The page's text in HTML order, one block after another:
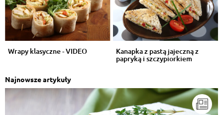
Wrapy klasyczne - VIDEO Kanapka z pastą jajeczną z
papryką i szczypiorkiem
Najnowsze artykuły